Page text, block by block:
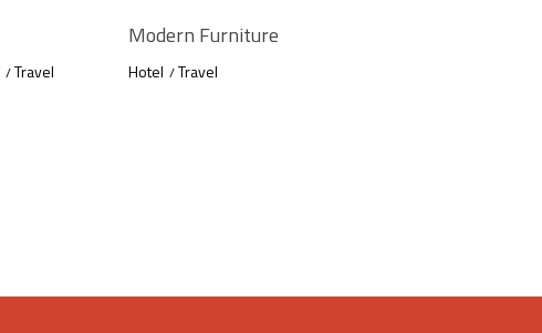
Travel
Modern Furniture
Hotel Travel